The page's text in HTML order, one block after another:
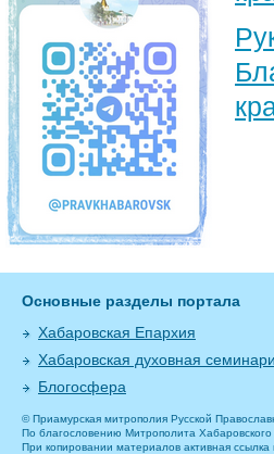
Основные разделы портала
Хабаровская Епархия
Хабаровская духовная
Блогосфера
© Приамурская митрополия Русской
По благословению Митрополита
При копировании материалов активная ссылка